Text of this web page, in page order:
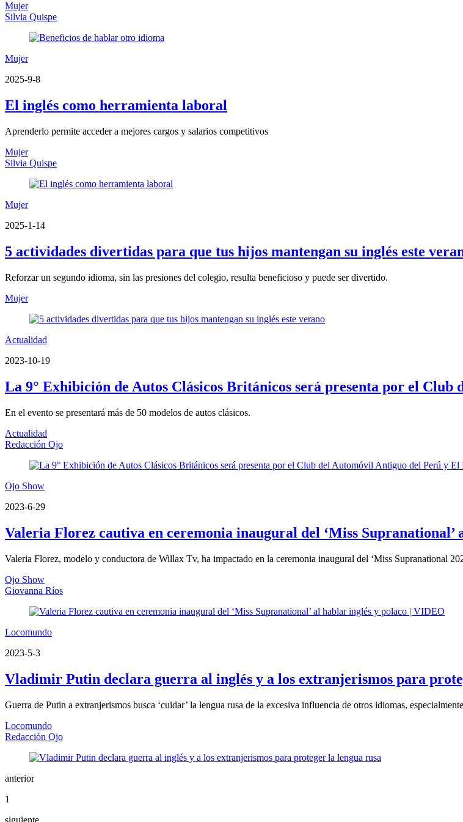
Mujer
Silvia Quispe
Mujer
2025-9-8
El inglés como herramienta laboral
Aprenderlo permite acceder a mejores cargos y salarios competitivos
Mujer
Silvia Quispe
Mujer
2025-1-14
5 actividades divertidas para que tus hijos mantengan su inglés este
Reforzar un segundo idioma, sin las presiones del colegio, resulta beneficioso y puede ser divertido.
Mujer
Actualidad
2023-10-19
La 9° Exhibición de Autos Clásicos Británicos será presenta por el
En el evento se presentará más de 50 modelos de autos clásicos.
Actualidad
Redacción Ojo
Ojo Show
2023-6-29
Valeria Florez cautiva en ceremonia inaugural del ‘Miss
Valeria Florez, modelo y conductora de Willax Tv, ha impactado en la ceremonia inaugural del ‘Miss Supranational
Ojo Show
Giovanna Ríos
Locomundo
2023-5-3
Vladimir Putin declara guerra al inglés y a los extranjerismos para
Guerra de Putin a extranjerismos busca ‘cuidar’ la lengua rusa de la excesiva influencia de otros idiomas,
Locomundo
Redacción Ojo
anterior
1
siguiente